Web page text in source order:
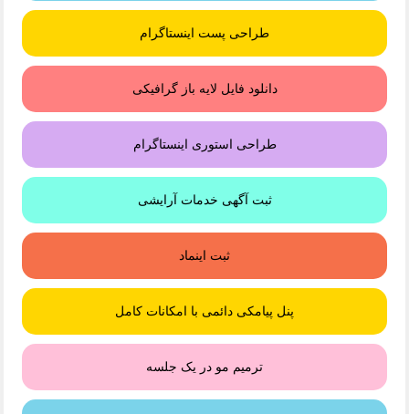
طراحی پست اینستاگرام
دانلود فایل لایه باز گرافیکی
طراحی استوری اینستاگرام
ثبت آگهی خدمات آرایشی
ثبت اینماد
پنل پیامکی دائمی با امکانات کامل
ترمیم مو در یک جلسه